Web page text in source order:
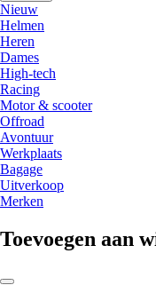
Nieuw
Helmen
Heren
Dames
High-tech
Racing
Motor & scooter
Offroad
Avontuur
Werkplaats
Bagage
Uitverkoop
Merken
Toevoegen aan